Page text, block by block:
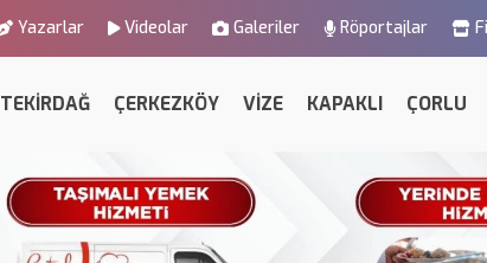
Yazarlar Videolar Galeriler Röportajlar
TEKİRDAĞ ÇERKEZKÖY VİZE KAPAKLI ÇORLU